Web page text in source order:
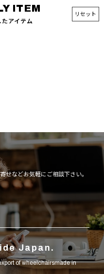
アイテム
リセット
せなどお気軽にご相談下さい。
Japan.
of wheelchairsmade in